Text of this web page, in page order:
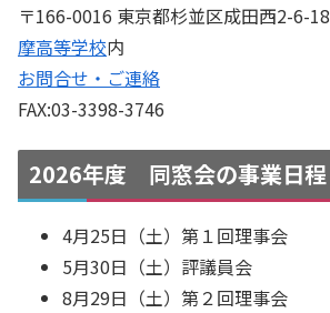
〒166-0016 東京都杉並区成田西2-6-18
摩高等学校内
お問合せ・ご連絡
FAX:03-3398-3746
2026年度 同窓会の事業日程
4月25日（土）第１回理事会
5月30日（土）評議員会
8月29日（土）第２回理事会